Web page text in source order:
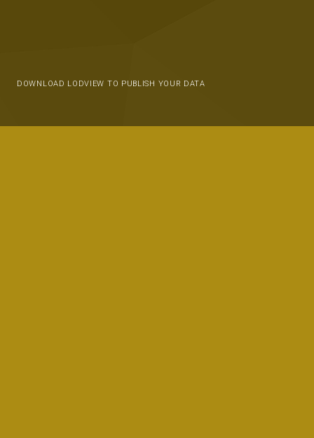
DOWNLOAD LODVIEW TO PUBLISH YOUR DATA